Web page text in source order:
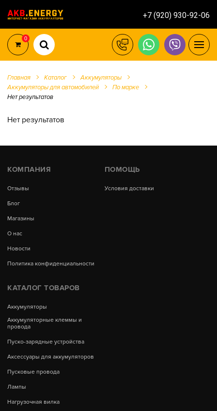
+7 (920) 930-92-06
0
Главная Каталог
Аккумуляторы
Аккумуляторы для автомобилей
По марке
Нет результатов
Нет результатов
КОМПАНИЯ
Отзывы
Блог
Магазины
О нас
Новости
Политика конфиденциальности
ПОМОЩЬ
Условия доставки
КАТАЛОГ ТОВАРОВ
Аккумуляторы
Аккумуляторные клеммы и
провода
Пуско-зарядные устройства
Аксессуары для аккумуляторов
Пусковые провода
Лампы
Нагрузочная вилка